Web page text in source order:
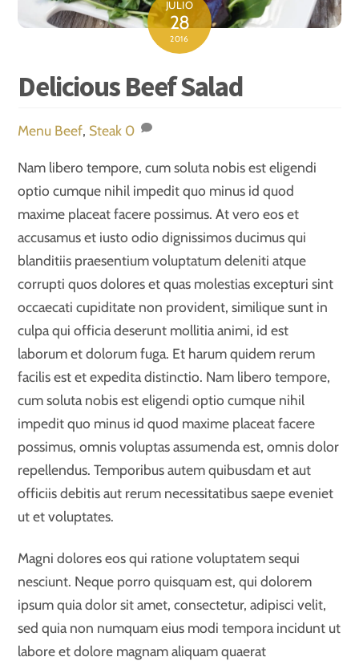
JULIO
28
2016
Delicious Beef Salad
Menu Beef, Steak 0
Nam libero tempore, cum soluta nobis est eligendi
optio cumque nihil impedit quo minus id quod
maxime placeat facere possimus. At vero eos et
accusamus et iusto odio dignissimos ducimus qui
blanditiis praesentium voluptatum deleniti atque
corrupti quos dolores et quas molestias excepturi sint
occaecati cupiditate non provident, similique sunt in
culpa qui officia deserunt mollitia animi, id est
laborum et dolorum fuga. Et harum quidem rerum
facilis est et expedita distinctio. Nam libero tempore,
cum soluta nobis est eligendi optio cumque nihil
impedit quo minus id quod maxime placeat facere
possimus, omnis voluptas assumenda est, omnis dolor
repellendus. Temporibus autem quibusdam et aut
officiis debitis aut rerum necessitatibus saepe eveniet
ut et voluptates.
Magni dolores eos qui ratione voluptatem sequi
nesciunt. Neque porro quisquam est, qui dolorem
ipsum quia dolor sit amet, consectetur, adipisci velit,
sed quia non numquam eius modi tempora incidunt ut
labore et dolore magnam aliquam quaerat